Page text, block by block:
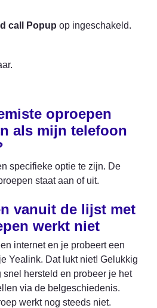
call Popup op ingeschakeld.
oproepen
als mijn telefoon
specifieke optie te zijn. De
staat aan of uit.
vanuit de lijst met
werkt niet
internet en je probeert een
Yealink. Dat lukt niet! Gelukkig
hersteld en probeer je het
via de belgeschiedenis.
werkt nog steeds niet.